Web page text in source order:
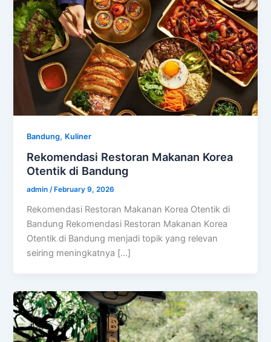
Bandung, Kuliner
Rekomendasi Restoran Makanan Korea
Otentik di Bandung
admin/ February 9, 2026
Rekomendasi Restoran Makanan Korea Otentik di
Bandung Rekomendasi Restoran Makanan Korea
Otentik di Bandung menjadi topik yang relevan
seiring meningkatnya […]